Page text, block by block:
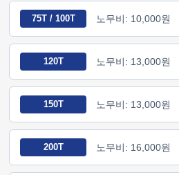
75T / 100T 노무비: 10,000원
120T 노무비: 13,000원
150T 노무비: 13,000원
200T 노무비: 16,000원